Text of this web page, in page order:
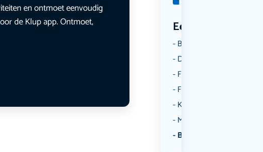
Een aantal
Borrelen
Dansen
Fietsen
Film
Kunst & Cultuur
Muziek
Bekijk alle categorieën
en ontmoet eenvoudig
de Klup app. Ontmoet,